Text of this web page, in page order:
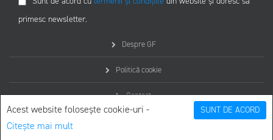
SUNT DE ACORD
Acest website folosește cookie-uri -
Citește mai mult
primesc newsletter.
Despre GF
Politică cookie
Contact